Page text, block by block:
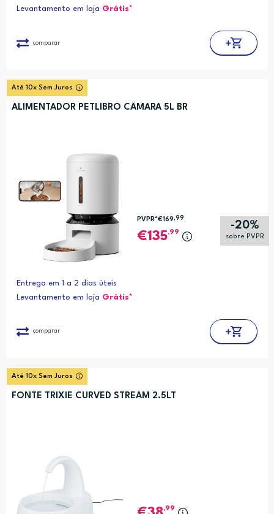
Levantamento em loja Grátis*
comparar
Até 10x Sem Juros
ALIMENTADOR PETLIBRO CÂMARA 5L BR
-20%
sobre PVPR
PVPR*€169,99
135,99
Entrega em 1 a 2 dias úteis
Levantamento em loja Grátis*
comparar
Até 10x Sem Juros
FONTE TRIXIE CURVED STREAM 2.5LT
,99